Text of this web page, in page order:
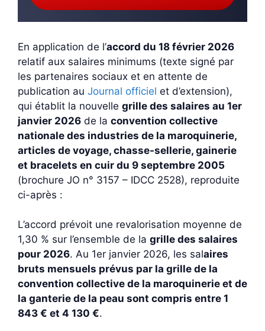
En application de l’accord du 18 février 2026
relatif aux salaires minimums (texte signé par
les partenaires sociaux et en attente de
publication au Journal officiel et d’extension),
qui établit la nouvelle grille des salaires au 1er
janvier 2026 de la convention collective
nationale des industries de la maroquinerie,
articles de voyage, chasse-sellerie, gainerie
et bracelets en cuir du 9 septembre 2005
(brochure JO n° 3157 – IDCC 2528), reproduite
ci-après :
L’accord prévoit une revalorisation moyenne de
1,30 % sur l’ensemble de la grille des salaires
pour 2026. Au 1er janvier 2026, les salaires
bruts mensuels prévus par la grille de la
convention collective de la maroquinerie et de
la ganterie de la peau sont compris entre 1
843 € et 4 130 €.